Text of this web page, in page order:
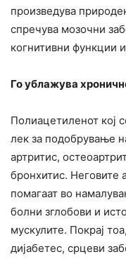
произведува
спречува мозочни
когнитивни функции
Го ублажува
Полиацетиленот кој
лек за подобрување
артритис,
бронхитис. Неговите
помагаат во
болни зглобови и
мускулите. Покрај
дијабетес, срцеви